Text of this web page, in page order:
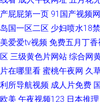
产屁屁第一页 91国产视频网
岛国一区二区 少妇喷水18禁
美爱爱tv视频 免费五月丁香
区 三级黄色片网站 综合网
片在哪里看 蜜桃午夜网 久
利所导航视频 成人片免费
欧美 午夜视频123 日本推